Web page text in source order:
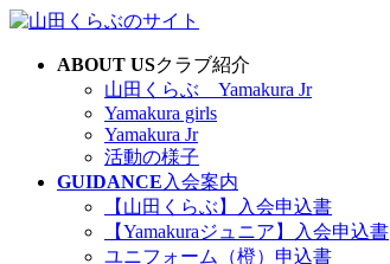
コ
ナ
ABOUT USクラブ紹介
山田くらぶ Yamakura Jr
Yamakura girls
Yamakura Jr
活動の様子
GUIDANCE 入会案内
【山田くらぶ】入会申込書
【Yamakuraジュニア】入会申込書
ユニフォーム（橙）申込書